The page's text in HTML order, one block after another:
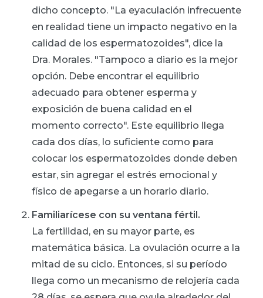
dicho concepto. "La eyaculación infrecuente
en realidad tiene un impacto negativo en la
calidad de los espermatozoides", dice la
Dra. Morales. "Tampoco a diario es la mejor
opción. Debe encontrar el equilibrio
adecuado para obtener esperma y
exposición de buena calidad en el
momento correcto". Este equilibrio llega
cada dos días, lo suficiente como para
colocar los espermatozoides donde deben
estar, sin agregar el estrés emocional y
físico de apegarse a un horario diario.
Familiarícese con su ventana fértil.
La fertilidad, en su mayor parte, es
matemática básica. La ovulación ocurre a la
mitad de su ciclo. Entonces, si su período
llega como un mecanismo de relojería cada